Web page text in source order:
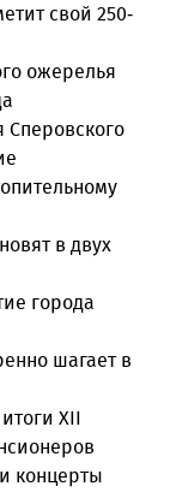
свой 250-
ожерелья
Сперовского
в двух
города
шагает в
XII
концерты